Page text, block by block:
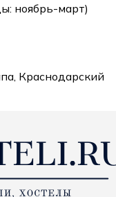
ноябрь-март)
Краснодарский